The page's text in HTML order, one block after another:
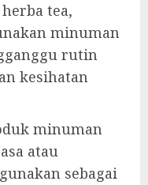
tea,
minuman
rutin
kesihatan
minuman
atau
sebagai